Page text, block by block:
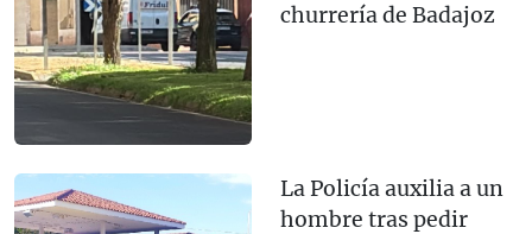
churrería de Badajoz
La Policía auxilia a un
hombre tras pedir